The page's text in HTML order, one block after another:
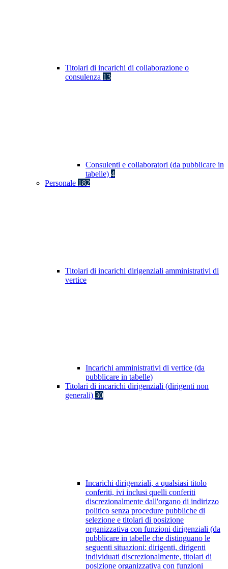
Titolari di incarichi di collaborazione o
consulenza 13
Consulenti e collaboratori (da pubblicare in
tabelle) 4
Personale 182
Titolari di incarichi dirigenziali amministrativi di
vertice
Incarichi amministrativi di vertice (da
pubblicare in tabelle)
Titolari di incarichi dirigenziali (dirigenti non
generali) 30
Incarichi dirigenziali, a qualsiasi titolo
conferiti, ivi inclusi quelli conferiti
discrezionalmente dall'organo di indirizzo
politico senza procedure pubbliche di
selezione e titolari di posizione
organizzativa con funzioni dirigenziali (da
pubblicare in tabelle che distinguano le
seguenti situazioni: dirigenti, dirigenti
individuati discrezionalmente, titolari di
posizione organizzativa con funzioni